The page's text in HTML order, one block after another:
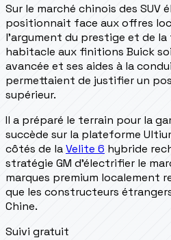
Sur le marché chinois des SUV
positionnait face aux offres
l'argument du prestige et de la
habitacle aux finitions Buick
avancée et ses aides à la
permettaient de justifier un
supérieur.
Il a préparé le terrain pour la
succède sur la plateforme
côtés de laVelite 6 hybride
stratégie GM d'électrifier le
marques premium localement
que les constructeurs
Chine.
Suivi gratuit